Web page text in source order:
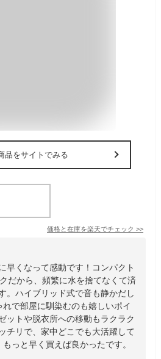
品をサイトでみる
価格と在庫を楽天でチェック >>
早くなって感動です！コンパクト
だから、頻繁に水を捨てなくて済
。ハイブリッド式で音も静かだし
れで部屋に馴染むのも嬉しいポイ
ットや脱衣所への移動もラクラク
チリで、家中どこでも大活躍して
っと早く買えば良かったです。